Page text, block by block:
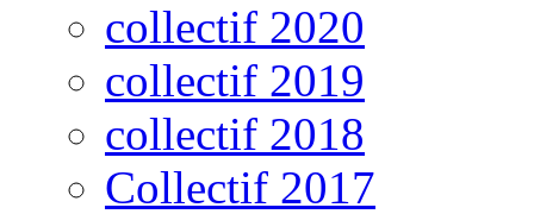
collectif 2020
collectif 2019
collectif 2018
Collectif 2017